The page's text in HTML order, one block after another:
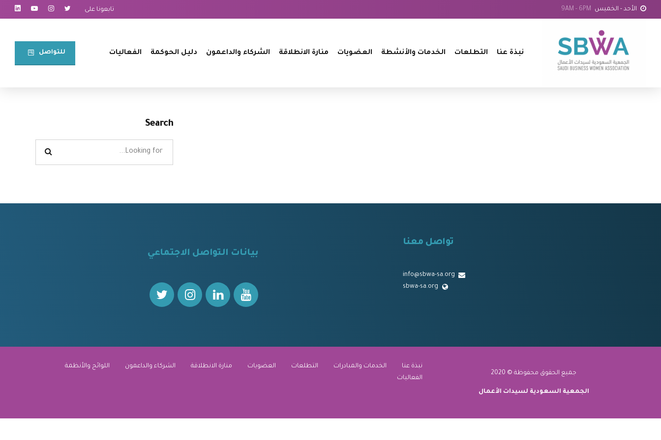
الأحد - الخميس 9AM - 6PM تابعونا على
للتواصل⠀ نبذة عنا التطلعات الخدمات والأنشطة العضويات منارة الانطلاقة الشركاء والداعمون دليل الحوكمة الفعاليات
Search
تواصل معنا
info@sbwa-sa.org
sbwa-sa.org
بيانات التواصل الاجتماعي
جميع الحقوق محفوظة © 2020
الجمعية السعودية لسيدات الأعمال
نبذة عنا الخدمات والمبادرات التطلعات العضويات منارة الانطلاقة الشركاء والداعمون
اللوائح والأنظمة
الفعاليات